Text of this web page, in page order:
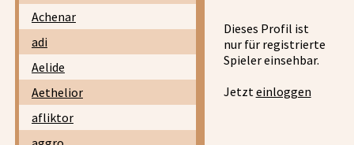
Achenar
adi
Aelide
Aethelior
afliktor
Dieses Profil ist
nur für registrierte
Spieler einsehbar.
Jetzt einloggen